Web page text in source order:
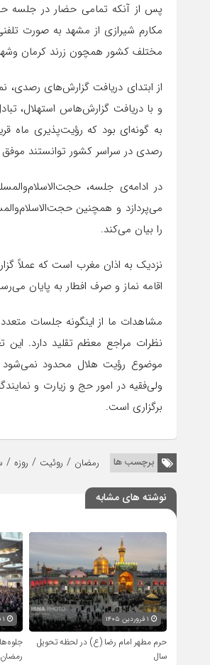
پس از آنکه تمامی حضار در جلسه
مکارم شیرازی از مشهد به صورت
مختلف کشور همچون زرند کرمان
از ابتدای دریافت گزارش‌های رصدی،
و با دریافت گزارش‌هاس استهلال،
به گونه‌ای بود که رؤیت‌پذیری ماه
رصدی در سراسر کشور توانستند
در ادامه‌ی جلسه،
می‌پردازد و همچنین
را بیان می‌کند.
نزدیک به اذان مغرب است که عملاً
اقامه نماز و صرف افطار به پایان
مشاهدات ما از اینگونه جلسات
نظرات مراجع معظم تقلید دارد.
موضوع رؤیت هلال محدود نمی‌شود
ولی‌فقیه در امور حج و زیارت و
برگزاری است.
برچسب ها رمضان / روئیت / روزه /
نوشته های مشابه
حرم مطهر امام رضا (ع) در لحظه تحویل
سال
۱ فروردین ۱۴۰۵